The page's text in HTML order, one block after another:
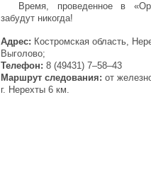
Время, проведенное в
забудут никогда!
Адрес: Костромская область,
Выголово;
Телефон: 8 (49431) 7–58–43
Маршрут следования: от
г. Нерехты 6 км.